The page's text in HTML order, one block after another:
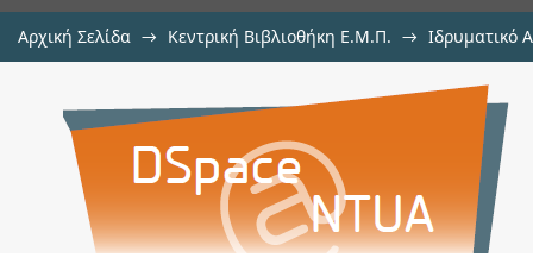
Αρχική Σελίδα → Κεντρική Βιβλιοθήκη Ε.Μ.Π. → Ιδρυματικό
ELECTROMAGNETIC
63(P,N-GAMMA)ZN-63 REACTION